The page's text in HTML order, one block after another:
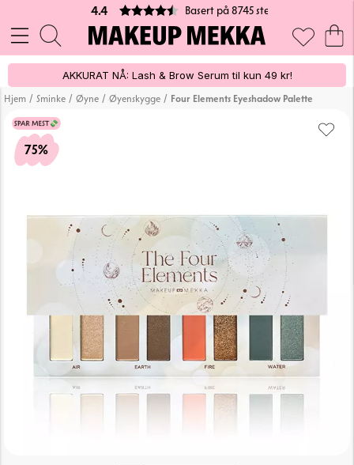
4.4 Basert på 8745 stemmer
AKKURAT NÅ: Lash & Brow Serum til kun 49 kr!
Hjem / Sminke / Øyne / Øyenskygge / Four Elements Eyeshadow Palette
75%